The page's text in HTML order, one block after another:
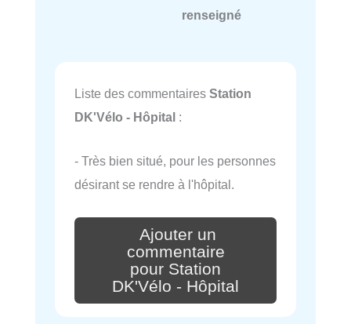
renseigné
Liste des commentaires Station
DK'Vélo - Hôpital :
- Très bien situé, pour les personnes
désirant se rendre à l'hôpital.
Ajouter un
commentaire
pour Station
DK'Vélo - Hôpital